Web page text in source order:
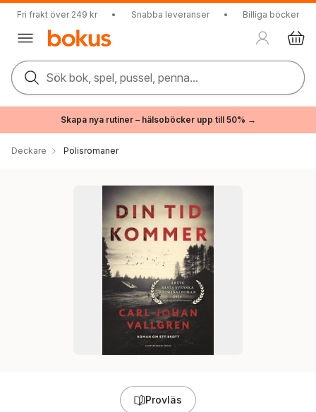
Fri frakt över 249 kr • Snabba leveranser • Billiga böcker
Sök bok, spel, pussel, penna...
Skapa nya rutiner – hälsoböcker upp till 50% →
Deckare Polisromaner
Provläs